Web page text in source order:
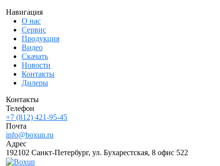
Навигация
О нас
Сервис
Продукция
Видео
Скачать
Новости
Контакты
Дилеры
Контакты
Телефон
+7 (812) 421-95-45
Почта
info@boxun.ru
Адрес
192102 Санкт-Петербург, ул. Бухарестская, 8 офис 522